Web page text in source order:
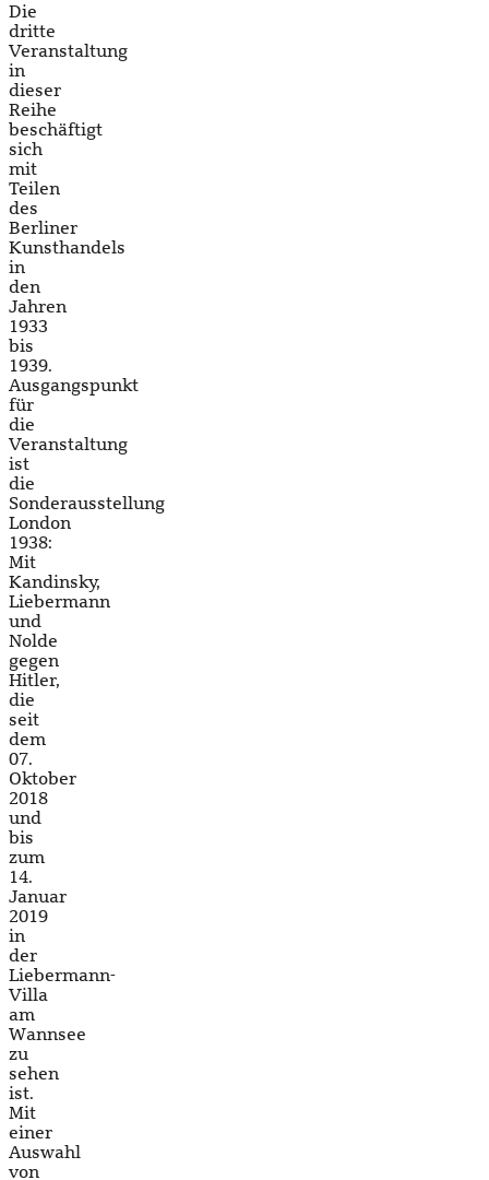
Die
dritte
Veranstaltung
in
dieser
Reihe
beschäftigt
sich
mit
Teilen
des
Berliner
Kunsthandels
in
den
Jahren
1933
bis
1939.
Ausgangspunkt
für
die
Veranstaltung
ist
die
Sonderausstellung
London
1938:
Mit
Kandinsky,
Liebermann
und
Nolde
gegen
Hitler,
die
seit
dem
07.
Oktober
2018
und
bis
zum
14.
Januar
2019
in
der
Liebermann-
Villa
am
Wannsee
zu
sehen
ist.
Mit
einer
Auswahl
von